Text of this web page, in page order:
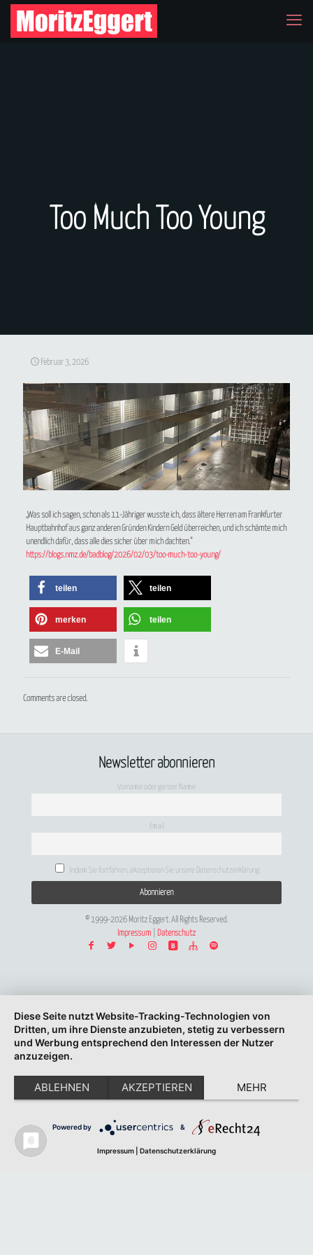
Too Much Too Young
Februar 3, 2026
„Was soll ich sagen, schon als 11-Jähriger wusste ich, dass ältere Herren am Frankfurter
Hauptbahnhof aus ganz anderen Gründen Kindern Geld überreichen, und ich schämte mich
unendlich dafür, dass alle dies sicher über mich dachten.“
https://blogs.nmz.de/badblog/2026/02/03/too-much-too-young/
teilen teilen
merken teilen
E-Mail
Comments are closed.
Newsletter abonnieren
Vorname oder ganzer Name
Email
Indem Sie fortfahren, akzeptieren Sie unsere Datenschutzerklärung.
© 1999-2026 Moritz Eggert. All Rights Reserved.
Impressum
Datenschutz
Diese Seite nutzt Website-Tracking-Technologien von
Dritten, um ihre Dienste anzubieten, stetig zu verbessern
und Werbung entsprechend den Interessen der Nutzer
anzuzeigen.
ABLEHNEN AKZEPTIEREN MEHR
Powered by &
Impressum Datenschutzerklärung